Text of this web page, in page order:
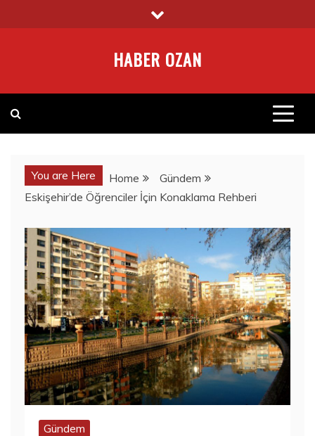
to
HABER OZAN
You are Here Home
Gündem
Eskişehir’de Öğrenciler İçin Konaklama Rehberi
Gündem